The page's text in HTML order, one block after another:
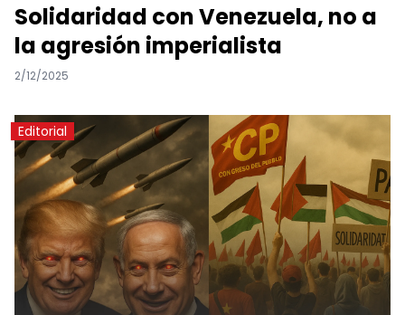
Solidaridad con Venezuela, no a
la agresión imperialista
2/12/2025
Editorial